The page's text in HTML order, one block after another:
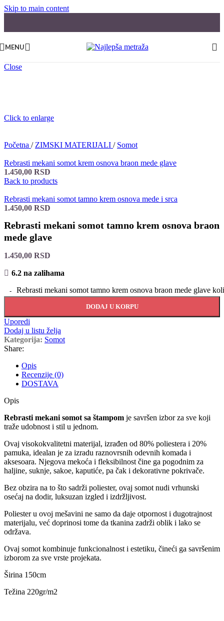
Skip to main content
MENU
Close
Click to enlarge
Početna / ZIMSKI MATERIJALI / Somot
Rebrasti mekani somot krem osnova braon mede glave
1.450,00 RSD
Back to products
Rebrasti mekani somot tamno krem osnova mede i srca
1.450,00 RSD
Rebrasti mekani somot tamno krem osnova braon
mede glave
1.450,00 RSD
6.2 na zalihama
Rebrasti mekani somot tamno krem osnova braon mede glave
DODAJ U KORPU
Uporedi
Dodaj u listu želja
Kategorija: Somot
Share:
Opis
Recenzije (0)
DOSTAVA
Opis
Rebrasti mekani somot sa štampom je savršen izbor za sve koji
traže udobnost i stil u jednom.
Ovaj visokokvalitetni materijal, izrađen od 80% poliestera i 20%
pamuka, idealan je za izradu raznovrsnih odevnih komada i
aksesoara. Njegova mekoća i fleksibilnost čine ga pogodnim za
haljine, suknje, sakoe, kaputiće, pa čak i dekorativne pokrivače.
Bez obzira na to što sadrži poliester, ovaj somot nudi vrhunski
osećaj na dodir, luksuzan izgled i izdržljivost.
Poliester u ovoj mešavini ne samo da daje otpornost i dugotrajnost
materijalu, već doprinosi tome da tkanina zadrži oblik i lako se
održava.
Ovaj somot kombinuje funkcionalnost i estetiku, čineći ga savršenim
izborom za sve vrste projekata.
Širina 150cm
Težina 220gr/m2